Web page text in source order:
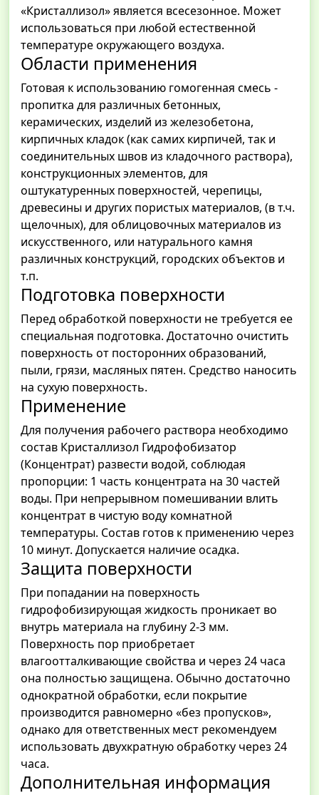
«Кристаллизол» является всесезонное. Может
использоваться при любой естественной
температуре окружающего воздуха.
Области применения
Готовая к использованию гомогенная смесь -
пропитка для различных бетонных,
керамических, изделий из железобетона,
кирпичных кладок (как самих кирпичей, так и
соединительных швов из кладочного раствора),
конструкционных элементов, для
оштукатуренных поверхностей, черепицы,
древесины и других пористых материалов, (в т.ч.
щелочных), для облицовочных материалов из
искусственного, или натурального камня
различных конструкций, городских объектов и
т.п.
Подготовка поверхности
Перед обработкой поверхности не требуется ее
специальная подготовка. Достаточно очистить
поверхность от посторонних образований,
пыли, грязи, масляных пятен. Средство наносить
на сухую поверхность.
Применение
Для получения рабочего раствора необходимо
состав Кристаллизол Гидрофобизатор
(Концентрат) развести водой, соблюдая
пропорции: 1 часть концентрата на 30 частей
воды. При непрерывном помешивании влить
концентрат в чистую воду комнатной
температуры. Состав готов к применению через
10 минут. Допускается наличие осадка.
Защита поверхности
При попадании на поверхность
гидрофобизирующая жидкость проникает во
внутрь материала на глубину 2-3 мм.
Поверхность пор приобретает
влагоотталкивающие свойства и через 24 часа
она полностью защищена. Обычно достаточно
однократной обработки, если покрытие
производится равномерно «без пропусков»,
однако для ответственных мест рекомендуем
использовать двухкратную обработку через 24
часа.
Дополнительная информация